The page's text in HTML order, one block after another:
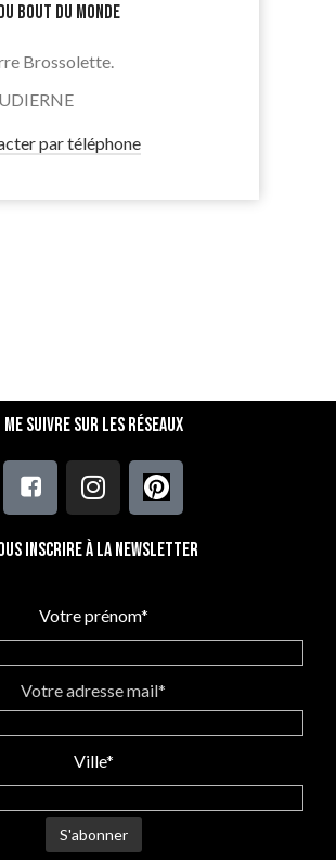
BOUT DU MONDE
Brossolette.
par téléphone
Me suivre sur les réseaux
inscrire à la newsletter
Votre prénom*
Votre adresse mail*
Ville*